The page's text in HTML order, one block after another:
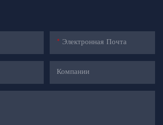
Электронная Почта
Компании